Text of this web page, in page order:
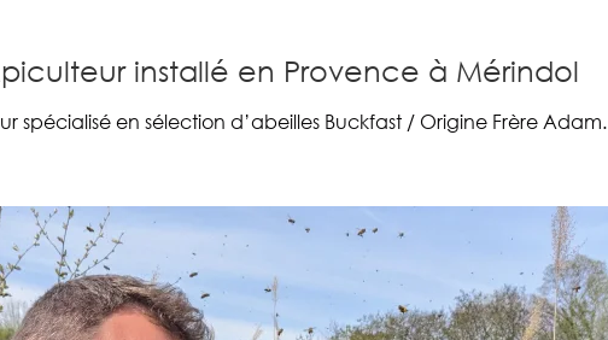
installé en Provence à Mérindol
spécialisé en sélection d’abeilles Buckfast / Origine Frère Adam.